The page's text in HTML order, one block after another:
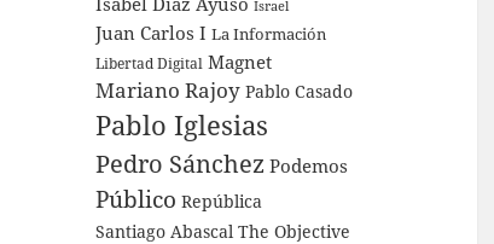
Israel
Juan Carlos I La Información
Libertad Digital Magnet
Mariano Rajoy Pablo Casado
Pablo Iglesias
Pedro Sánchez Podemos
Público República
Santiago Abascal The Objective